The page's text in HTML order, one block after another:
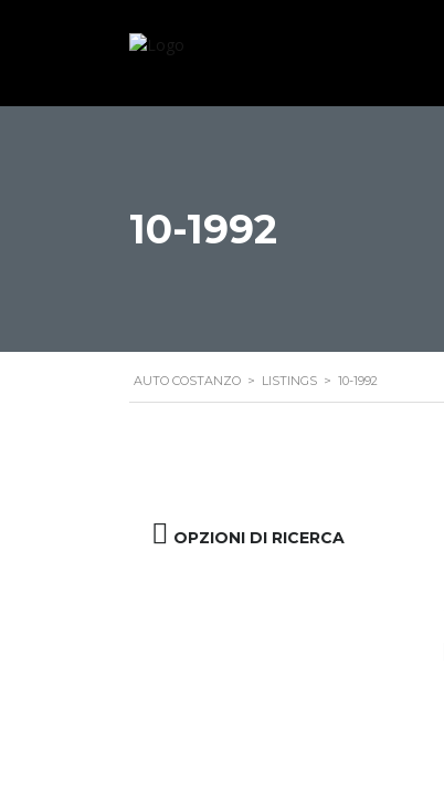
10-1992
AUTO COSTANZO > LISTINGS > 10-1992
OPZIONI DI RICERCA